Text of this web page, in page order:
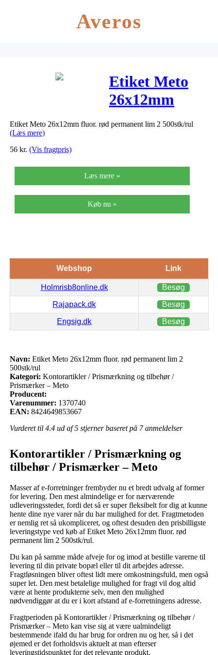
Averos
Etiket Meto
26x12mm
fluor. rød
Etiket Meto 26x12mm fluor. rød permanent lim 2 500stk/rul
(Læs mere)
56 kr. (Vis fragtpris)
Læs mere »
Køb nu »
Webshop Link
Holmrisb8online.dk Besøg
Rajapack.dk Besøg
Engsig.dk Besøg
Navn: Etiket Meto 26x12mm fluor. rød permanent lim 2
500stk/rul
Kategori: Kontorartikler / Prismærkning og tilbehør /
Prismærker – Meto
Producent:
Varenummer: 1370740
EAN: 8424649853667
Vurderet til 4.4 ud af 5 stjerner baseret på 7anmeldelser
Kontorartikler / Prismærkning og
tilbehør / Prismærker – Meto
Masser af e-forretninger frembyder nu et bredt udvalg af former
for levering. Den mest almindelige er for nærværende
udleveringssteder, fordi det så er super fleksibelt for dig at kunne
hente dine nye varer når du har mulighed for det. Fragtmetoden
er nemlig ret så ukompliceret, og oftest desuden den prisbilligste
leveringstype ved køb af Etiket Meto 26x12mm fluor. rød
permanent lim 2 500stk/rul.
Du kan på samme måde afveje for og imod at bestille varerne til
levering til din private bopæl eller til dit arbejdes adresse.
Fragtløsningen bliver oftest lidt mere omkostningsfuld, men også
super let. Den mest betalelige mulighed for fragt vil dog altid
være at hente produkterne selv, men den mulighed
nødvendiggør at du er i kort afstand af e-forretningens adresse.
Fragtperioden på Kontorartikler / Prismærkning og tilbehør /
Prismærker – Meto kan vise sig at være ualmindeligt
bestemmende ifald du har brug for ordren nu og her, så i det
øjemed er det forholdsvis aktuelt at man efterser
leveringstidspunktet for det relevante produkt.